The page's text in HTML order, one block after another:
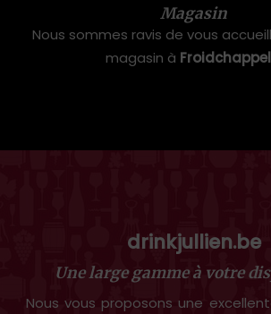
Magasin
Nous sommes ravis de vous
magasin à
drinkjullien.be
Une large gamme à votre
Nous vous proposons une